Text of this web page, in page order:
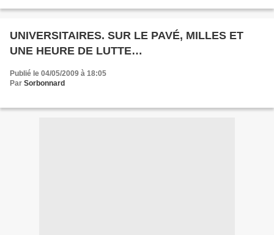
UNIVERSITAIRES. SUR LE PAVÉ, MILLES ET
UNE HEURE DE LUTTE…
Publié le 04/05/2009 à 18:05
Par Sorbonnard